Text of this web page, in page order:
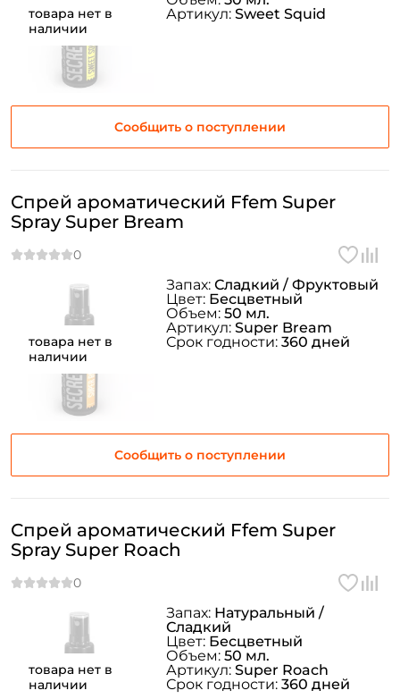
товара нет в
наличии
Сообщить о поступлении
Артикул: Sweet Squid
товара нет в
наличии
Спрей ароматический Ffem Super
Spray Super Bream
Сообщить о поступлении
Запах: Сладкий / Фруктовый
Цвет: Бесцветный
Объем: 50 мл.
Артикул: Super Bream
Срок годности: 360 дней
товара нет в
наличии
Спрей ароматический Ffem Super
Spray Super Roach
Запах: Натуральный /
Сладкий
Цвет: Бесцветный
Объем: 50 мл.
Артикул: Super Roach
Срок годности: 360 дней